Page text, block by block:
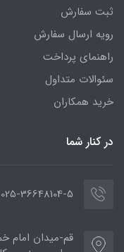
ثبت سفارش
رویه ارسال سفارش
راهنمای پرداخت
سئوالات متداول
خرید همکاران
در کنار شما
025-36648104-5 ساعات اداری (9 صبح الی 14)
قم-میدان امام